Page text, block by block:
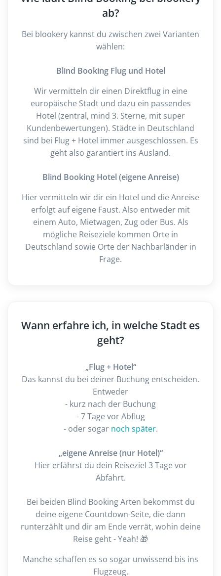
ab?
Bei blookery kannst du zwischen zwei Varianten
wählen:
Blind Booking Flug und Hotel
Wir vermitteln dir einen Direktflug in eine
europäische Stadt und dazu ein passendes
Hotel (zentral, mind 3. Sterne, mit super
Kundenbewertungen). Städte in Deutschland
sind bei Flug + Hotel immer ausgeschlossen. Es
geht also garantiert ins Ausland.
Blind Booking Hotel (eigene Anreise)
Hier vermitteln wir dir ein Hotel und die Anreise
erfolgt auf eigene Faust. Also entweder mit
einem Auto, Mietwagen, Zug oder Bus. Als
mögliche Reiseziele kommen Orte in
Deutschland sowie Orte der Nachbarländer in
Frage.
Wann erfahre ich, in welche Stadt es
geht?
„Flug + Hotel“
Das kannst du bei deiner Buchung entscheiden.
Entweder
- kurz nach der Buchung
- 7 Tage vor Abflug
- oder sogar noch später.
„eigene Anreise (nur Hotel)“
Hier erfährst du dein Reiseziel 3 Tage vor
Abfahrt.
Bei beiden Blind Booking Arten bekommst du
deine eigene Countdown-Seite, die dann
runterzählt und dir am Ende verrät, wohin deine
Reise geht - Yeah! 🎁
Manche schaffen es so sogar unwissend bis ins
Flugzeug.